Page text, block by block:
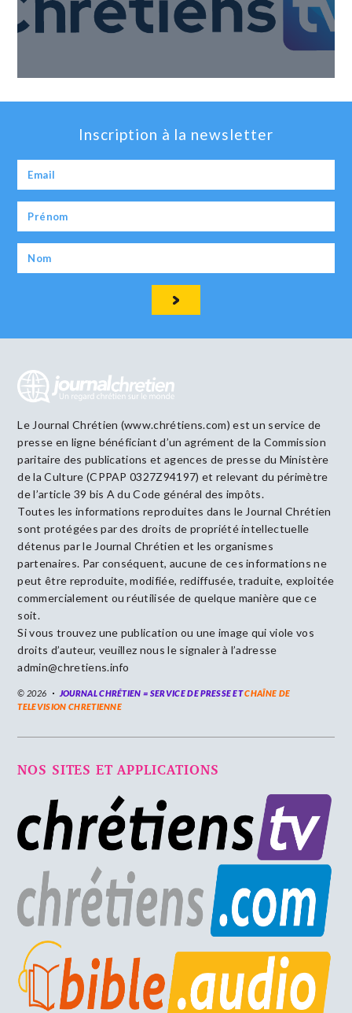
Inscription à la newsletter
Le Journal Chrétien (www.chrétiens.com) est un service de
presse en ligne bénéficiant d’un agrément de la Commission
paritaire des publications et agences de presse du Ministère
de la Culture (CPPAP 0327Z94197) et relevant du périmètre
de l’article 39 bis A du Code général des impôts.
Toutes les informations reproduites dans le Journal Chrétien
sont protégées par des droits de propriété intellectuelle
détenus par le Journal Chrétien et les organismes
partenaires. Par conséquent, aucune de ces informations ne
peut être reproduite, modifiée, rediffusée, traduite, exploitée
commercialement ou réutilisée de quelque manière que ce
soit.
Si vous trouvez une publication ou une image qui viole vos
droits d’auteur, veuillez nous le signaler à l’adresse
admin@chretiens.info
© 2026 JOURNAL CHRÉTIEN = SERVICE DE PRESSE ETCHAÎNE DE
TELEVISION CHRETIENNE
NOS SITES ET APPLICATIONS